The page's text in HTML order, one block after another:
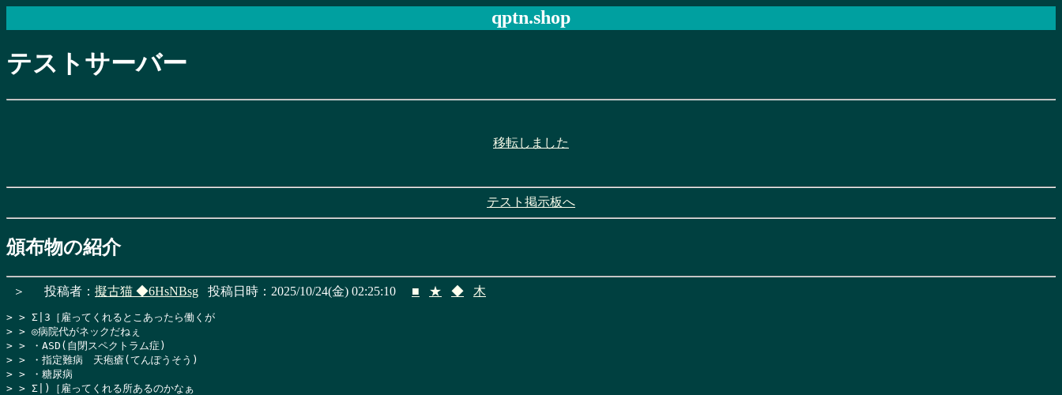
qptn.shop
テストサーバー
移転しました
テスト掲示板へ
頒布物の紹介
＞ 投稿者： 擬古猫 ◆6HsNBsg 投稿日時：2025/10/24(金) 02:25:10 ■ ★ ◆ 木
> > Σ|3［雇ってくれるとこあったら働くが
> > ◎病院代がネックだねぇ
> > ・ASD(自閉スペクトラム症)
> > ・指定難病　天疱瘡(てんぽうそう)
> > ・糖尿病
> > Σ|)［雇ってくれる所あるのかなぁ